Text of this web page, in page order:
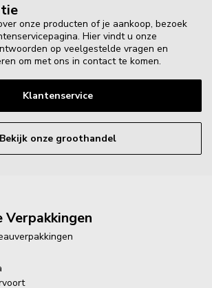
onze producten of je aankoop, bezoek
Hier vindt u onze
op veelgestelde vragen en
om met ons in contact te komen.
Klantenservice
Bekijk onze groothandel
Verpakkingen